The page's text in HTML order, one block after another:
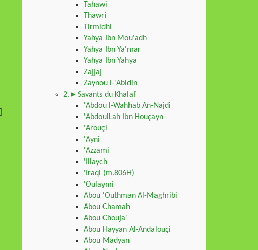
Tahawi
Thawri
Tirmidhi
Yahya Ibn Mou'adh
Yahya Ibn Ya'mar
Yahya Ibn Yahya
Zajjaj
Zaynou l-'Abidin
2.►Savants du Khalaf
'Abdou l-Wahhab An-Najdi
'AbdoulLah Ibn Houçayn
'Arouçi
'Ayni
'Azzami
'Illaych
'Iraqi (m.806H)
'Oulaymi
Abou 'Outhman Al-Maghribi
Abou Chamah
Abou Chouja'
Abou Hayyan Al-Andalouçi
Abou Madyan